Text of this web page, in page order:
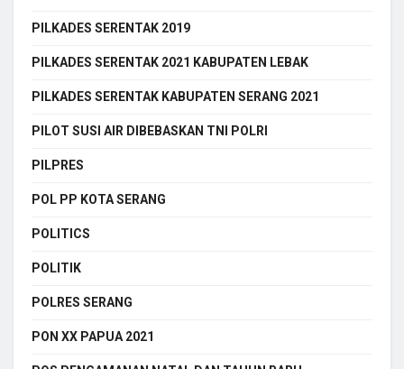
PILKADES SERENTAK 2019
PILKADES SERENTAK 2021 KABUPATEN LEBAK
PILKADES SERENTAK KABUPATEN SERANG 2021
PILOT SUSI AIR DIBEBASKAN TNI POLRI
PILPRES
POL PP KOTA SERANG
POLITICS
POLITIK
POLRES SERANG
PON XX PAPUA 2021